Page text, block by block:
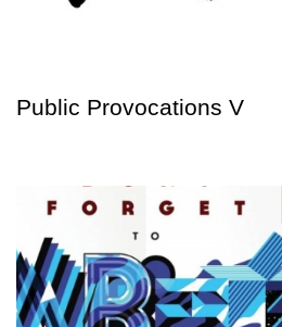
Public Provocations V